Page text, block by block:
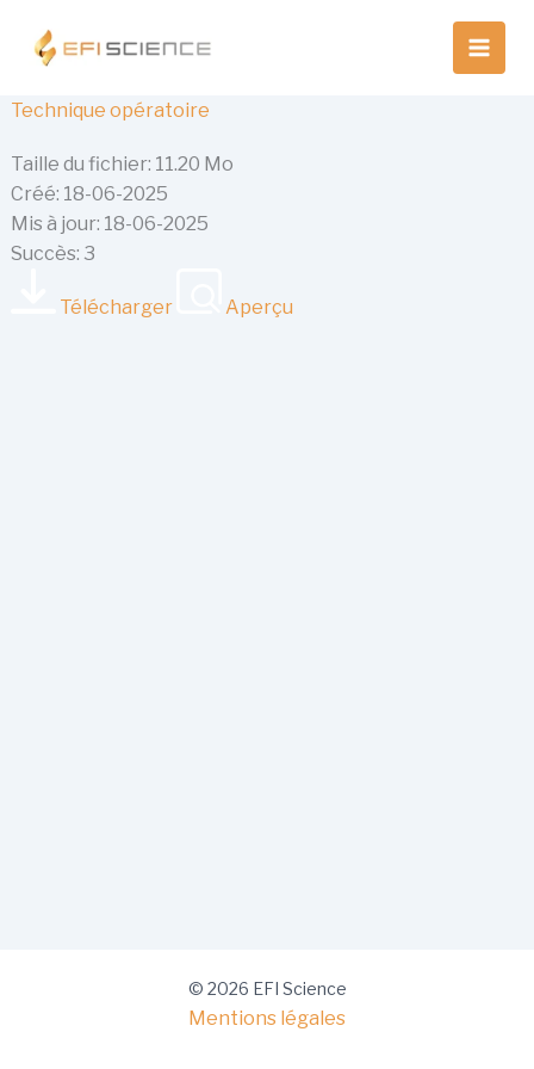
contenu
Technique opératoire
Taille du fichier: 11.20 Mo
Créé: 18-06-2025
Mis à jour: 18-06-2025
Succès: 3
Télécharger Aperçu
© 2026 EFI Science
Mentions légales